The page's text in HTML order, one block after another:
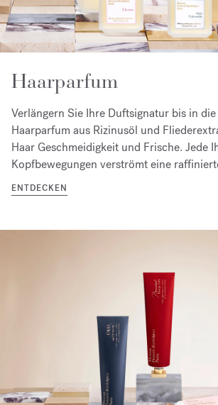
Haarparfum
Verlängern Sie Ihre Duftsignatur bis in
Haarparfum aus Rizinusöl und
Haar Geschmeidigkeit und Frische. Jede
Kopfbewegungen verströmt eine
ENTDECKEN